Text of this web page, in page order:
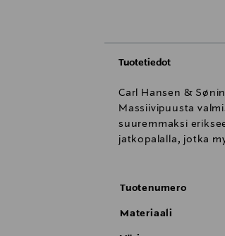
Tuotetiedot
Carl Hansen &
Massiivipuusta
suuremmaksi
jatkopalalla, jotka
Tuotenumero
Materiaali